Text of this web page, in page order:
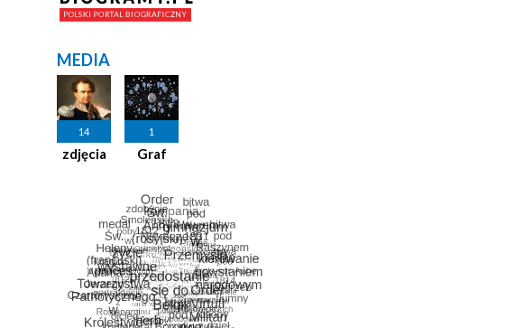
MEDIA
14
zdjęcia
1
Graf